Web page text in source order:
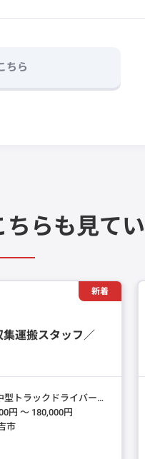
ちら
ちらも見て
新着
集運搬スタッフ／
型トラックドライバー
円 〜 180,000円
市